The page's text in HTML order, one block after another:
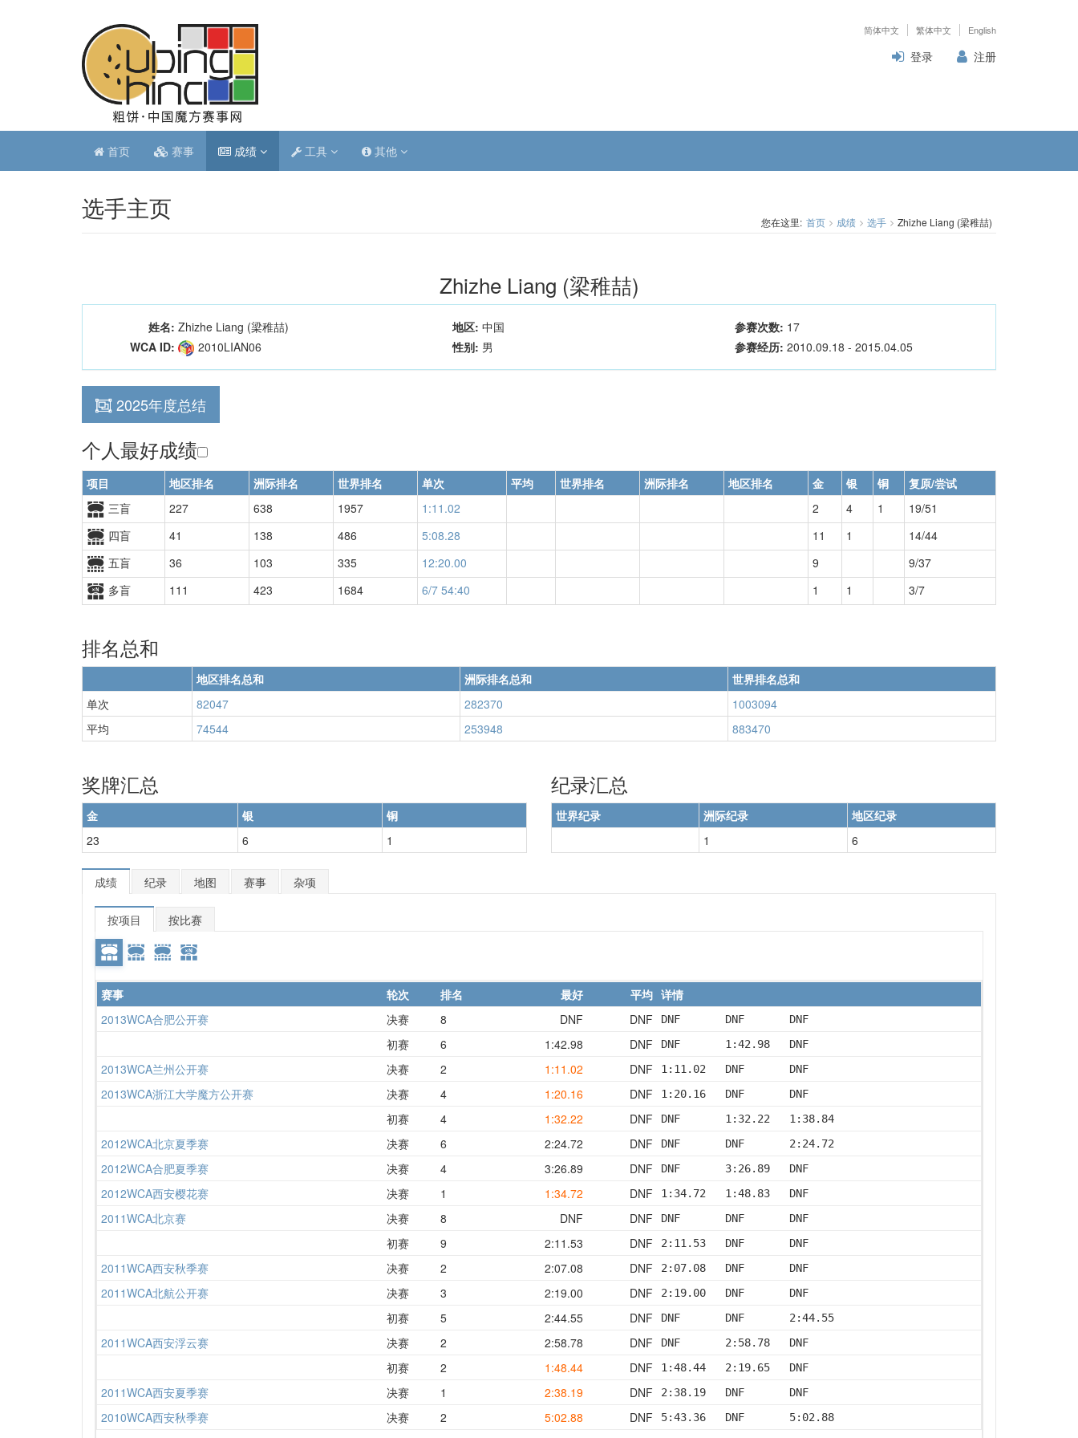
简体中文 繁体中文 English
登录 注册
首页 赛事 成绩 工具 其他
选手主页 您在这里: 首页 成绩 选手 Zhizhe Liang (梁稚喆)
Zhizhe Liang (梁稚喆)
姓名: Zhizhe Liang (梁稚喆) 地区: 中国 参赛次数: 17
WCA ID:
2010LIAN06 性别: 男 参赛经历: 2010.09.18 - 2015.04.05
2025年度总结
个人最好成绩
项目 地区排名 洲际排名 世界排名 单次 平均 世界排名 洲际排名 地区排名 金 银 铜
复原/尝试
三盲
227 638 1957 1:11.02 2 4 1
19/51
四盲
41 138 486 5:08.28 11 1
14/44
五盲
36 103 335 12:20.00 9
9/37
多盲
111 423 1684 6/7 54:40 1 1 3/7
排名总和
地区排名总和 洲际排名总和
世界排名总和
单次
82047 282370
1003094
平均
74544 253948 883470
奖牌汇总
金 银
铜
23
6 1
纪录汇总
世界纪录 洲际纪录
地区纪录
1
6
成绩 纪录 地图 赛事 杂项
按项目 按比赛
赛事 轮次 排名 最好 平均 详情
2013WCA合肥公开赛
决赛 8 DNF DNF DNF       DNF       DNF
初赛 6 1:42.98 DNF DNF       1:42.98   DNF
2013WCA兰州公开赛 决赛 2 1:11.02 DNF 1:11.02   DNF       DNF
2013WCA浙江大学魔方公开赛 决赛 4 1:20.16 DNF 1:20.16   DNF       DNF
初赛 4 1:32.22 DNF DNF       1:32.22   1:38.84
2012WCA北京夏季赛 决赛 6 2:24.72 DNF DNF       DNF       2:24.72
2012WCA合肥夏季赛 决赛 4 3:26.89 DNF DNF       3:26.89   DNF
2012WCA西安樱花赛 决赛 1 1:34.72 DNF 1:34.72   1:48.83   DNF
2011WCA北京赛 决赛 8 DNF DNF DNF       DNF       DNF
初赛 9 2:11.53 DNF 2:11.53   DNF       DNF
2011WCA西安秋季赛 决赛 2 2:07.08 DNF 2:07.08   DNF       DNF
2011WCA北航公开赛 决赛 3 2:19.00 DNF 2:19.00   DNF       DNF
初赛 5 2:44.55 DNF DNF       DNF       2:44.55
2011WCA西安浮云赛 决赛 2 2:58.78 DNF DNF       2:58.78   DNF
初赛 2 1:48.44 DNF 1:48.44   2:19.65   DNF
2011WCA西安夏季赛 决赛 1 2:38.19 DNF 2:38.19   DNF       DNF
2010WCA西安秋季赛 决赛 2 5:02.88 DNF 5:43.36   DNF       5:02.88